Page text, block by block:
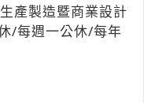
產製造暨商業設計
/每週一公休/每年